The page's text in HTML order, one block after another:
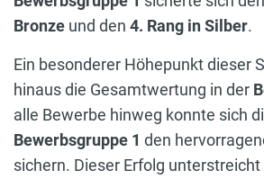
Bronze und den 4. Rang in Silber.
Ein besonderer Höhepunkt dieser
hinaus die Gesamtwertung in der
alle Bewerbe hinweg konnte sich
Bewerbsgruppe 1 den
sichern. Dieser Erfolg